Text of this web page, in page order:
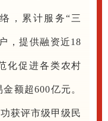
，累计服务“三
，提供融资近18
化促进各类农村
额超600亿元。
获评市级甲级民